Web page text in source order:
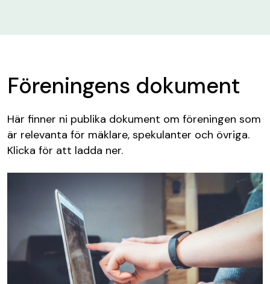
Föreningens dokument
Här finner ni publika dokument om föreningen som
är relevanta för mäklare, spekulanter och övriga.
Klicka för att ladda ner.